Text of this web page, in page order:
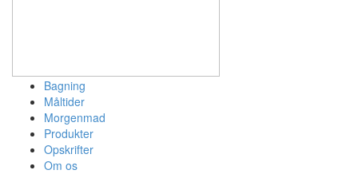
Bagning
Måltider
Morgenmad
Produkter
Opskrifter
Om os